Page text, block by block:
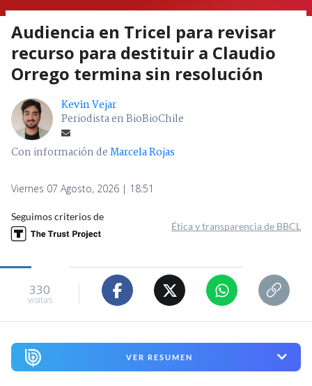
Audiencia en Tricel para revisar
recurso para destituir a Claudio
Orrego termina sin resolución
Kevin Vejar
Periodista en BioBioChile
Con información deMarcela Rojas
Viernes 07 Agosto, 2026 | 18:51
Seguimos criterios de
Ética y transparencia de BBCL
330
visitas
VER RESUMEN